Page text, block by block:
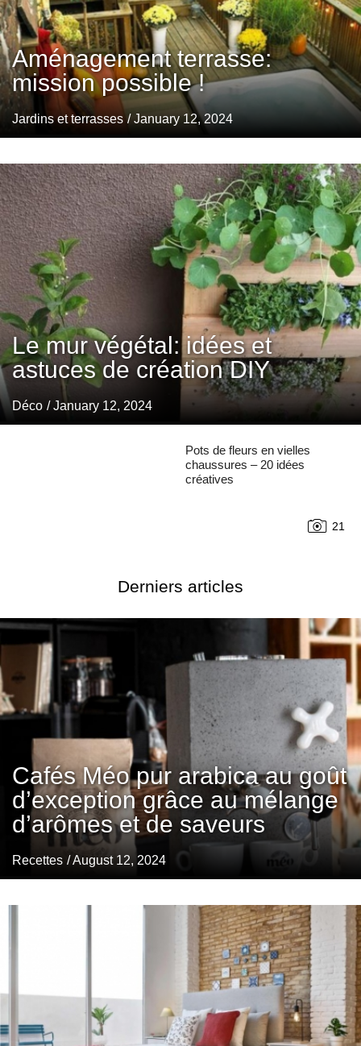
Aménagement terrasse:
mission possible !
Jardins et terrasses / January 12, 2024
Le mur végétal: idées et
astuces de création DIY
Déco / January 12, 2024
Pots de fleurs en vielles
chaussures – 20 idées
créatives
21
Derniers articles
Cafés Méo pur arabica au goût
d’exception grâce au mélange
d’arômes et de saveurs
Recettes / August 12, 2024